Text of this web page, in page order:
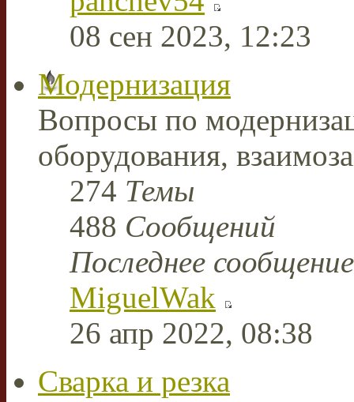
08 сен 2023, 12:23
Модернизация
Вопросы по
оборудования,
274 Темы
488 Сообщений
Последнее сообщение
MiguelWak
26 апр 2022, 08:38
Сварка и резка